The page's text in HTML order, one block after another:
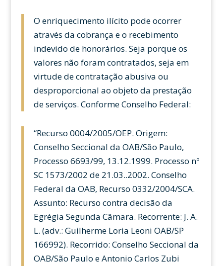
O enriquecimento ilícito pode ocorrer
através da cobrança e o recebimento
indevido de honorários. Seja porque os
valores não foram contratados, seja em
virtude de contratação abusiva ou
desproporcional ao objeto da prestação
de serviços. Conforme Conselho Federal:
“Recurso 0004/2005/OEP. Origem:
Conselho Seccional da OAB/São Paulo,
Processo 6693/99, 13.12.1999. Processo nº
SC 1573/2002 de 21.03..2002. Conselho
Federal da OAB, Recurso 0332/2004/SCA.
Assunto: Recurso contra decisão da
Egrégia Segunda Câmara. Recorrente: J. A.
L. (adv.: Guilherme Loria Leoni OAB/SP
166992). Recorrido: Conselho Seccional da
OAB/São Paulo e Antonio Carlos Zubi